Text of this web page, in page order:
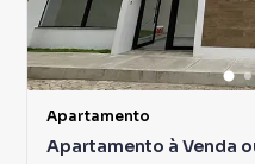
Apartamento
Apartamento à Venda